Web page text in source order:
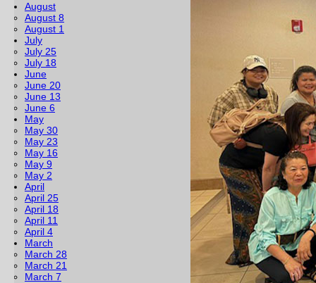
August
August 8
August 1
July
July 25
July 18
June
June 20
June 13
June 6
May
May 30
May 23
May 16
May 9
May 2
April
April 25
April 18
April 11
April 4
March
March 28
March 21
March 7
อาทิตย์ที่ผ่านมา วันที่
ฟังเทศน์และเวียนเทียน ณ
งานวันวิสาขบูชา
กิจกรรมของโรงเรียนพุท
ทธิบัตรประจำปีการศึกษา
ช่วงเช้า สาธุชนร่วมกั
บ่ายเป็นเทศนาธรรม โดย
ธมฺมรกุสิโตจาก วัดมหาธร
จังหวัดจันทบุรี มาแสดงธ
พุทธานุสรณ์ เมืองฟรีมอนต์
สัปดาห์เดียวกันนี้ นับเป็นค
วันจันทร์ที่ 2 มิถุนายน พระ
เรดวูดแวลลีย์ นำโดยพระ
อันประเสริฐ มาถวายยังวั
มีจิตศรัทธาจากประเทศไท
และอีกหนึ่งดวงได้ฝากมาถ
สมัชชาสงฆ์ไทยในสหรัฐอเ